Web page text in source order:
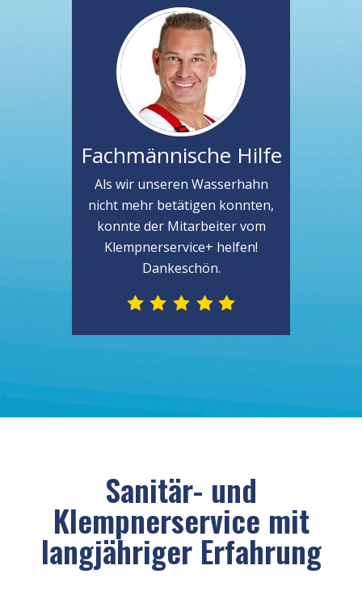
Fachmännische Hilfe
Als wir unseren Wasserhahn
nicht mehr betätigen konnten,
konnte der Mitarbeiter vom
Klempnerservice+ helfen!
Dankeschön.
Sanitär- und
Klempnerservice mit
langjähriger Erfahrung